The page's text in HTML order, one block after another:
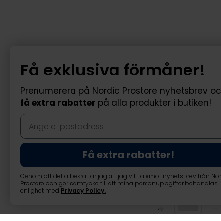
Få exklusiva förmåner!
Prenumerera på Nordic Prostore nyhetsbrev
få extra rabatter på alla produkter i butiken!
Få extra rabatter!
Genom att delta bekräftar jag att jag vill ta emot nyhetsbrev från
Prostore och ger samtycke till att mina personuppgifter behandlas i
enlighet med Privacy Policy.